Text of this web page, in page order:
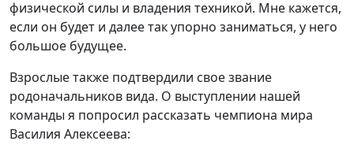
физической силы и владения техникой. Мне кажется,
если он будет и далее так упорно заниматься, у него
большое будущее.
Взрослые также подтвердили свое звание
родоначальников вида. О выступлении нашей
команды я попросил рассказать чемпиона мира
Василия Алексеева: